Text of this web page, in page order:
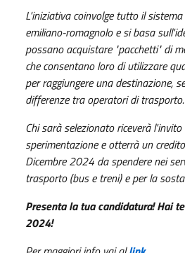
L'iniziativa coinvolge tutto il
emiliano-romagnolo e si basa
possano acquistare "pacchetti" di
che consentano loro di utilizzare
per raggiungere una destinazione,
differenze tra operatori di trasporto.
Chi sarà selezionato riceverà
sperimentazione e otterrà un
Dicembre 2024 da spendere nei
trasporto (bus e treni) e per la
Presenta la tua candidatura! Hai
2024!